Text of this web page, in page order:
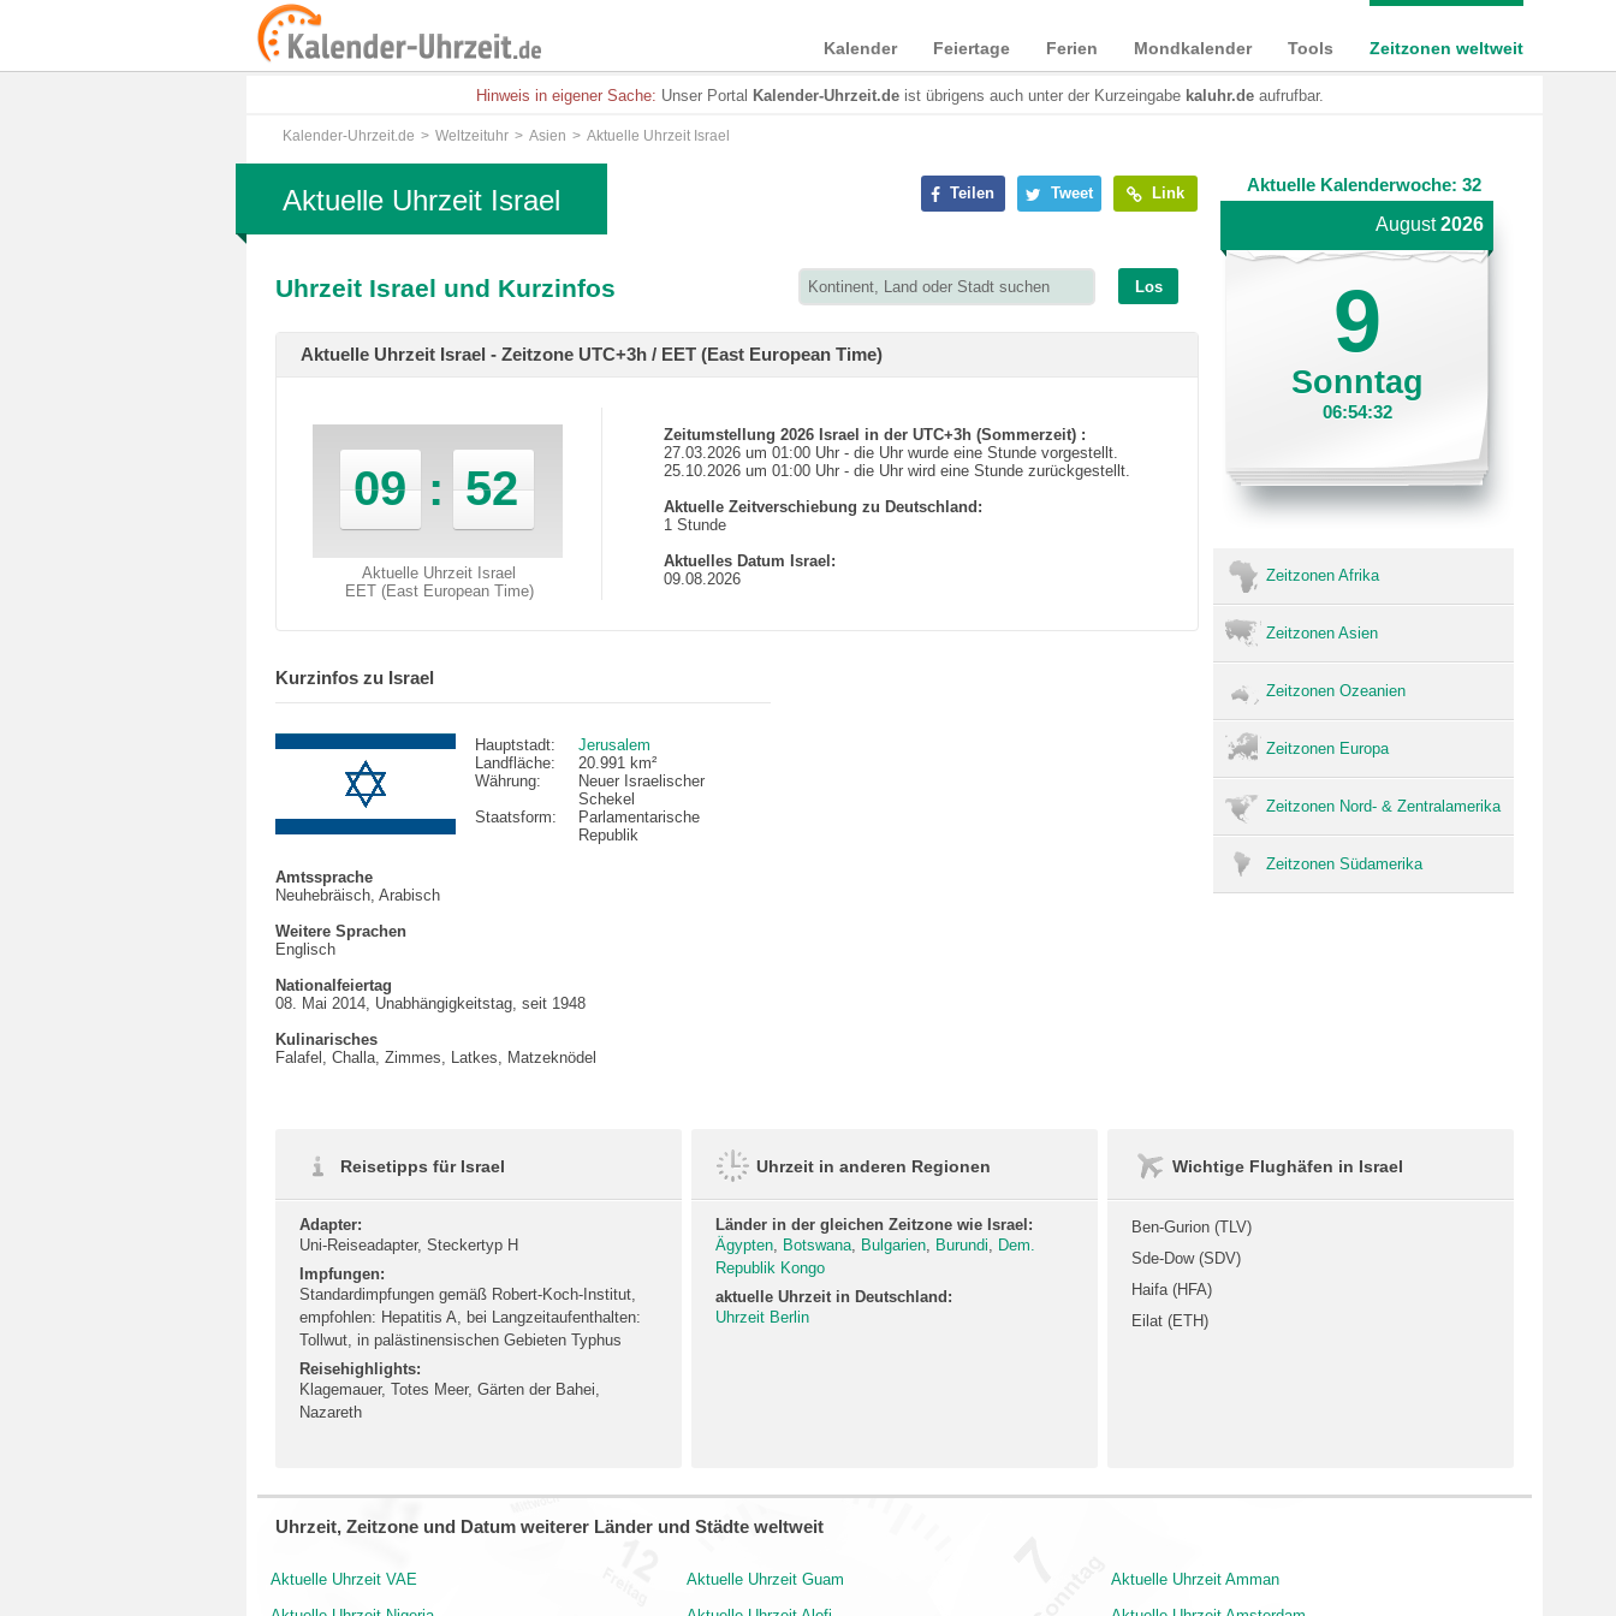
Kalender Feiertage Ferien Mondkalender Tools Zeitzonen weltweit
Hinweis in eigener Sache: Unser Portal Kalender-Uhrzeit.de ist übrigens auch unter der Kurzeingabe kaluhr.de aufrufbar.
Kalender-Uhrzeit.de Weltzeituhr Asien Aktuelle Uhrzeit Israel
Teilen Tweet Link
Aktuelle Uhrzeit Israel
Uhrzeit Israel und Kurzinfos Los
Aktuelle Uhrzeit Israel - Zeitzone UTC+3h / EET (East European Time)
09 : 52
Aktuelle Uhrzeit Israel
EET (East European Time)
Zeitumstellung 2026 Israel in der UTC+3h (Sommerzeit) :
27.03.2026 um 01:00 Uhr - die Uhr wurde eine Stunde vorgestellt.
25.10.2026 um 01:00 Uhr - die Uhr wird eine Stunde zurückgestellt.
Aktuelle Zeitverschiebung zu Deutschland:
1 Stunde
Aktuelles Datum Israel:
09.08.2026
Kurzinfos zu Israel
Hauptstadt:
Jerusalem
Landfläche:
20.991 km²
Währung:
Neuer Israelischer
Schekel
Staatsform:
Parlamentarische
Republik
Amtssprache
Neuhebräisch, Arabisch
Weitere Sprachen
Englisch
Nationalfeiertag
08. Mai 2014, Unabhängigkeitstag, seit 1948
Kulinarisches
Falafel, Challa, Zimmes, Latkes, Matzeknödel
Aktuelle Kalenderwoche: 32
August2026
9
Sonntag
06:54:32
Zeitzonen Afrika
Zeitzonen Asien
Zeitzonen Ozeanien
Zeitzonen Europa
Zeitzonen Nord- & Zentralamerika
Zeitzonen Südamerika
Reisetipps für Israel
Adapter:
Uni-Reiseadapter, Steckertyp H
Impfungen:
Standardimpfungen gemäß Robert-Koch-Institut,
empfohlen: Hepatitis A, bei Langzeitaufenthalten:
Tollwut, in palästinensischen Gebieten Typhus
Reisehighlights:
Klagemauer, Totes Meer, Gärten der Bahei,
Nazareth
Uhrzeit in anderen Regionen
Länder in der gleichen Zeitzone wie Israel:
Ägypten, Botswana, Bulgarien, Burundi, Dem.
Republik Kongo
aktuelle Uhrzeit in Deutschland:
Uhrzeit Berlin
Wichtige Flughäfen in Israel
Ben-Gurion (TLV)
Sde-Dow (SDV)
Haifa (HFA)
Eilat (ETH)
Uhrzeit, Zeitzone und Datum weiterer Länder und Städte weltweit
Aktuelle Uhrzeit VAE
Aktuelle Uhrzeit Guam
Aktuelle Uhrzeit Amman